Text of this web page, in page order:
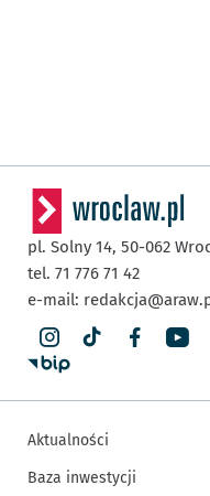
pl. Solny 14, 50-062
tel. 71 776 71 42
e-mail:
Aktualności
Baza inwestycji